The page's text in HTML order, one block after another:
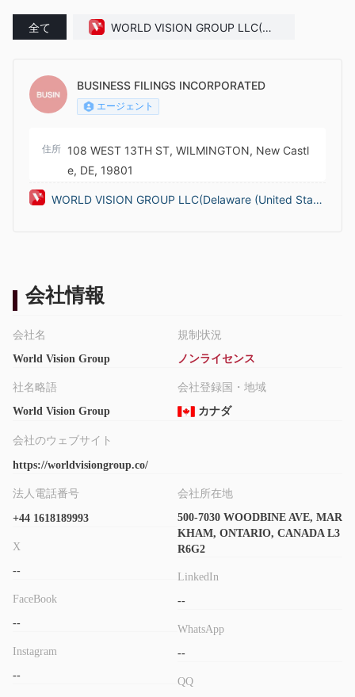
全て
WORLD VISION GROUP LLC(Del
BUSINESS FILINGS INCORPORATED
エージェント
住所 108 WEST 13TH ST, WILMINGTON, New Castl
e, DE, 19801
WORLD VISION GROUP LLC(Delaware (United State
会社情報
会社名
World Vision Group
社名略語
World Vision Group
規制状況
ノンライセンス
会社登録国・地域
カナダ
会社のウェブサイト
https://worldvisiongroup.co/
法人電話番号
+44 1618189993
X
--
FaceBook
--
Instagram
--
会社所在地
500-7030 WOODBINE AVE, MAR
KHAM, ONTARIO, CANADA L3
R6G2
LinkedIn
--
WhatsApp
--
QQ